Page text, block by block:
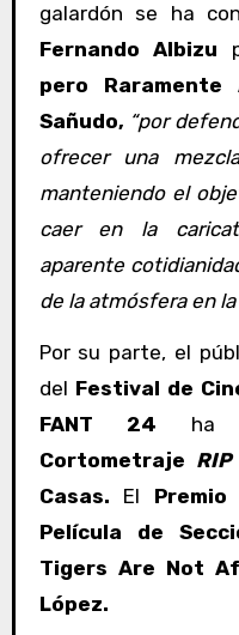
galardón se ha
Fernando Albizu
pero Raramente
Sañudo, “por
ofrecer una
manteniendo el
caer en la
aparente
de la atmósfera en la
Por su parte, el
del Festival de
FANT 24 ha
Cortometraje RIP
Casas. El
Película de
Tigers Are Not
López.